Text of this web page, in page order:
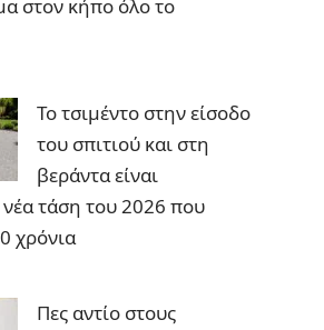
στον κήπο όλο το
Το τσιμέντο στην είσοδο
του σπιτιού και στη
βεράντα είναι
τάση του 2026 που
χρόνια
Πες αντίο στους